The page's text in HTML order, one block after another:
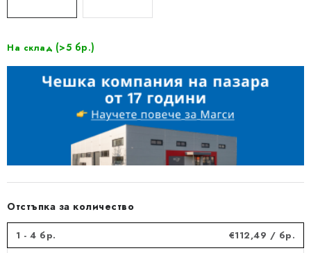
На склад (>5 бр.)
Отстъпка за количество
1 - 4 бр. €112,49 / бр.